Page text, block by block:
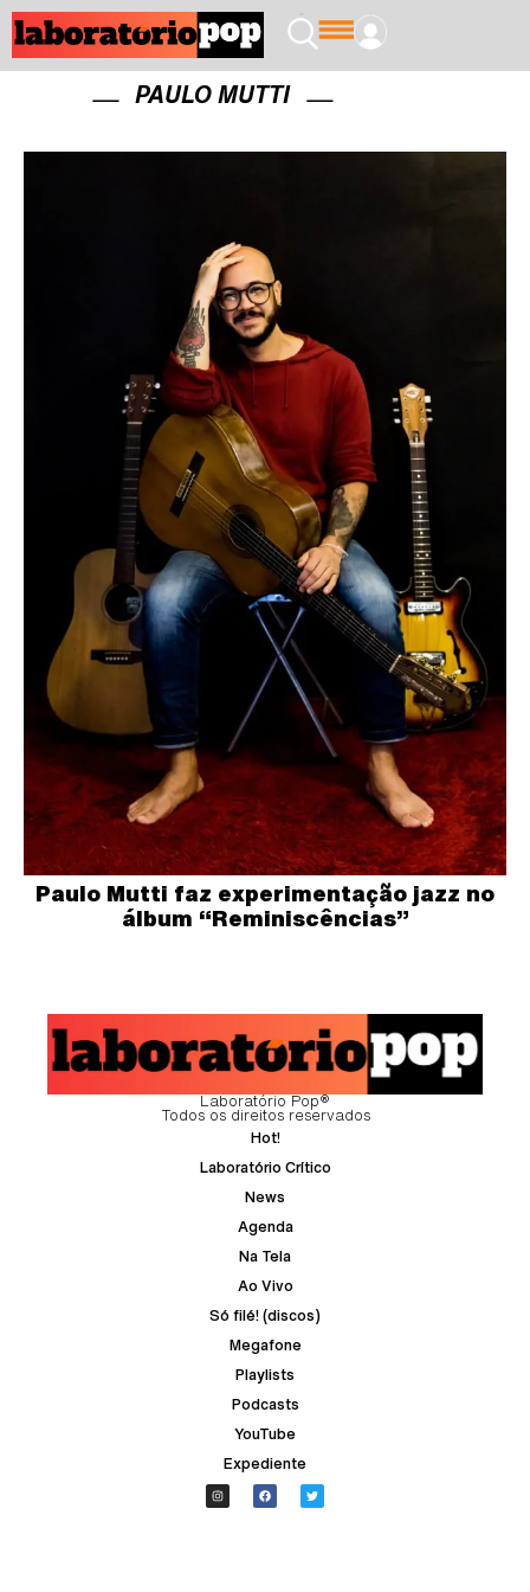
PAULO MUTTI
Paulo Mutti faz experimentação jazz no
álbum “Reminiscências”
Laboratório Pop®
Todos os direitos reservados
Hot!
Laboratório Crítico
News
Agenda
Na Tela
Ao Vivo
Só filé! (discos)
Megafone
Playlists
Podcasts
YouTube
Expediente